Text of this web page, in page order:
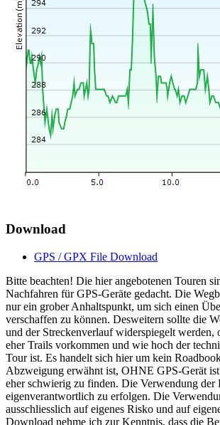
Download
GPS / GPX File Download
Bitte beachten! Die hier angebotenen Touren
Nachfahren für GPS-Geräte gedacht. Die
nur ein grober Anhaltspunkt, um sich einen
verschaffen zu können. Desweitern sollte die
und der Streckenverlauf widerspiegelt werden,
eher Trails vorkommen und wie hoch der
Tour ist. Es handelt sich hier um kein
Abzweigung erwähnt ist, OHNE GPS-Gerät
eher schwierig zu finden. Die Verwendung der
eigenverantwortlich zu erfolgen. Die
ausschliesslich auf eigenes Risko und auf
Download nehme ich zur Kenntnis, dass die